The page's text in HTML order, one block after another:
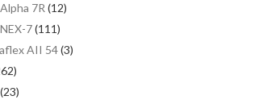
7R (12)
7(111)
AII 54(3)
(23)